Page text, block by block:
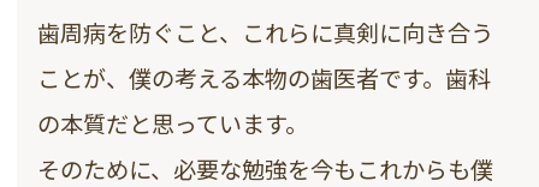
歯周病を防ぐこと、これらに真剣に向き合う
ことが、僕の考える本物の歯医者です。歯科
の本質だと思っています。
そのために、必要な勉強を今もこれからも僕